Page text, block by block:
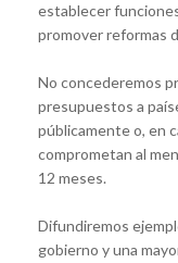
establecer
promover reformas
No concederemos
presupuestos a
públicamente o, en
comprometan al
12 meses.
Difundiremos
gobierno y una